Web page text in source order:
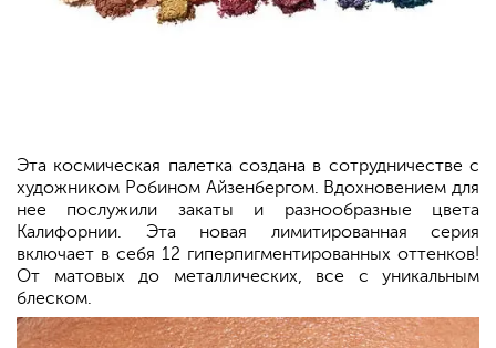
Эта космическая палетка создана в сотрудничестве с
художником Робином Айзенбергом. Вдохновением для
нее послужили закаты и разнообразные цвета
Калифорнии. Эта новая лимитированная серия
включает в себя 12 гиперпигментированных оттенков!
От матовых до металлических, все с уникальным
блеском.